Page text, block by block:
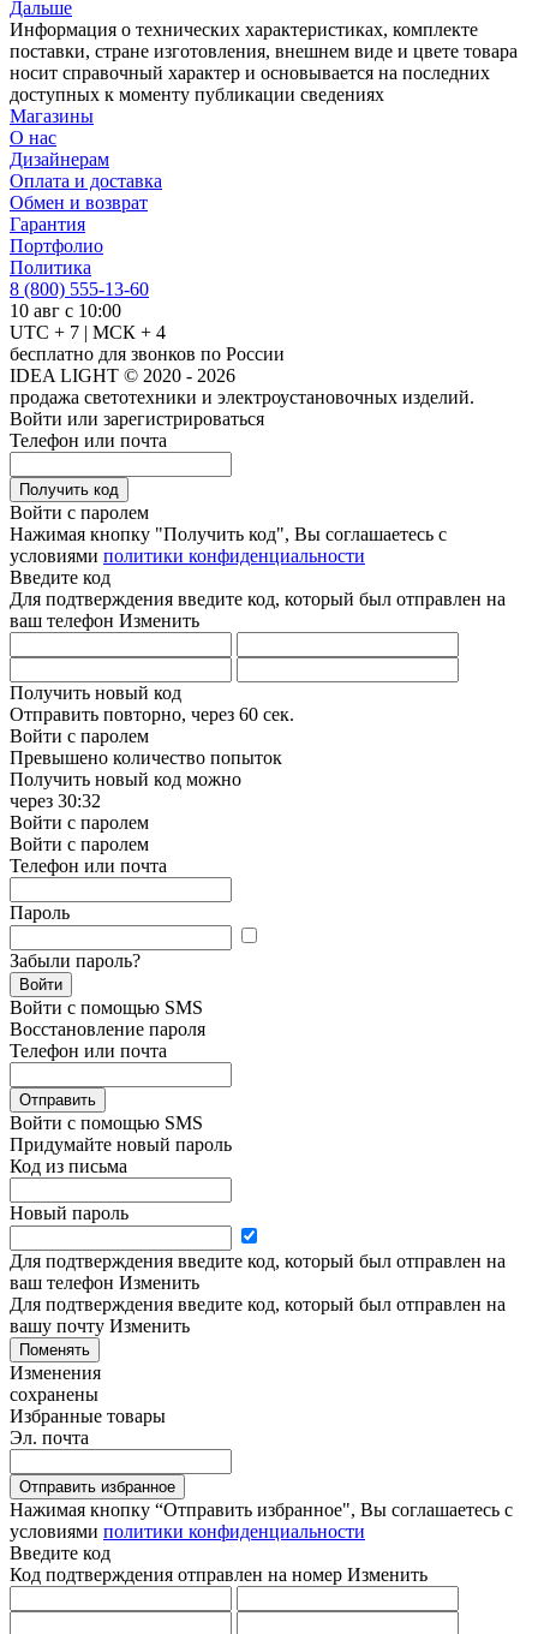
Дальше
Информация о технических характеристиках, комплекте
поставки, стране изготовления, внешнем виде и цвете товара
носит справочный характер и основывается на последних
доступных к моменту публикации сведениях
Магазины
О нас
Дизайнерам
Оплата и доставка
Обмен и возврат
Гарантия
Портфолио
Политика
8 (800) 555-13-60
10 авг с 10:00
UTC + 7 | МСК + 4
бесплатно для звонков по России
IDEA LIGHT © 2020 - 2026
продажа светотехники и электроустановочных изделий.
Войти или зарегистрироваться
Телефон или почта
Получить код
Войти с паролем
Нажимая кнопку "Получить код", Вы соглашаетесь с
условиями политики конфиденциальности
Введите код
Для подтверждения введите код, который был отправлен на
ваш телефон Изменить
Получить новый код
Отправить повторно, через 60 сек.
Войти с паролем
Превышено количество попыток
Получить новый код можно
через 30:32
Войти с паролем
Войти с паролем
Телефон или почта
Пароль
Забыли пароль?
Войти
Войти с помощью SMS
Восстановление пароля
Телефон или почта
Отправить
Войти с помощью SMS
Придумайте новый пароль
Код из письма
Новый пароль
Для подтверждения введите код, который был отправлен на
ваш телефон Изменить
Для подтверждения введите код, который был отправлен на
вашу почту Изменить
Поменять
Изменения
сохранены
Избранные товары
Эл. почта
Отправить избранное
Нажимая кнопку “Отправить избранное", Вы соглашаетесь c
условиями политики конфиденциальности
Введите код
Код подтверждения отправлен на номер Изменить